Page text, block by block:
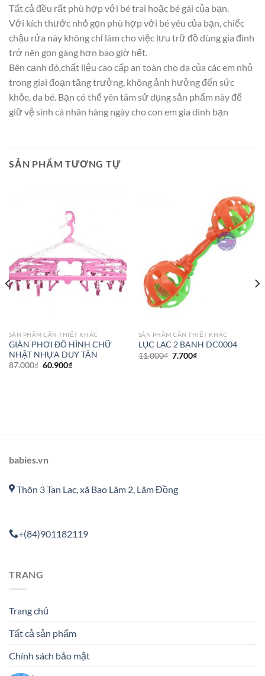
Tất cả đều rất phù hợp với bé trai hoặc bé gái của bạn.
Với kích thước nhỏ gọn phù hợp với bé yêu của bạn, chiếc
chậu rửa này không chỉ làm cho việc lưu trữ đồ dùng gia đình
trở nên gọn gàng hơn bao giờ hết.
Bên cạnh đó,chất liệu cao cấp an toàn cho da của các em nhỏ
trong giai đoạn tăng trưởng, không ảnh hưởng đến sức
khỏe, da bé. Bạn có thể yên tâm sử dụng sản phẩm này để
giữ vệ sinh cá nhân hàng ngày cho con em gia dinh bạn
SẢN PHẨM TƯƠNG TỰ
SẢN PHẦM CẦN THIẾT KHÁC
GIÀN PHƠI ĐỒ HÌNH CHỮ
NHẬT NHỰA DUY TÂN
87.000₫ 60.900₫
SẢN PHẦM CẦN THIẾT KHÁC
LỤC LẠC 2 BANH DC0004
11.000₫ 7.700₫
babies.vn
Thôn 3 Tan Lac, xã Bao Lâm 2, Lâm Đồng
+(84)901182119
TRANG
Trang chủ
Tất cả sản phẩm
Chính sách bảo mật